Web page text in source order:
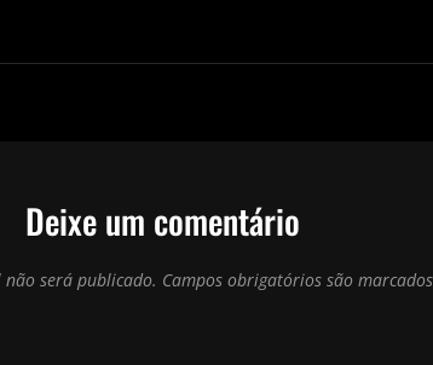
Deixe um comentário
não será publicado. Campos obrigatórios são